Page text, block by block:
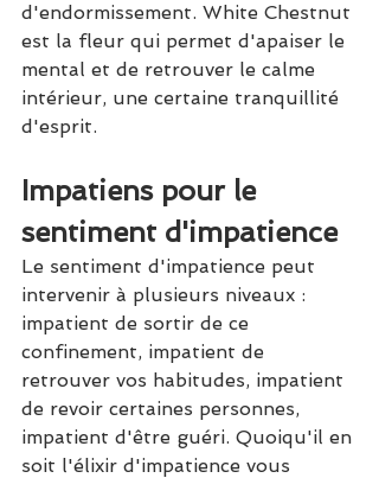
d'endormissement. White Chestnut
est la fleur qui permet d'apaiser le
mental et de retrouver le calme
intérieur, une certaine tranquillité
d'esprit.
Impatiens pour le
sentiment d'impatience
Le sentiment d'impatience peut
intervenir à plusieurs niveaux :
impatient de sortir de ce
confinement, impatient de
retrouver vos habitudes, impatient
de revoir certaines personnes,
impatient d'être guéri. Quoiqu'il en
soit l'élixir d'impatience vous